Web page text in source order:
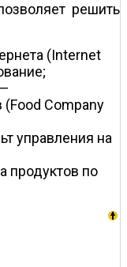
решить
(Internet
(Food Company
управления на
продуктов по